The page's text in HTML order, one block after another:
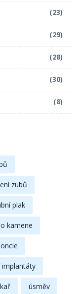
(23)
(29)
(28)
(30)
(8)
zubů
plak
kamene
implantáty
úsměv